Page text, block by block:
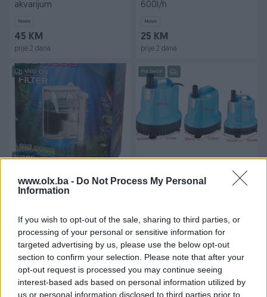
www.olx.ba - Do Not Process My Personal
Information
If you wish to opt-out of the sale, sharing to third parties, or
processing of your personal or sensitive information for
targeted advertising by us, please use the below opt-out
section to confirm your selection. Please note that after your
opt-out request is processed you may continue seeing
interest-based ads based on personal information utilized by
us or personal information disclosed to third parties prior to
akvarijum
Novo
45 KM
prije 2 dana
600l/h
Novo
25 KM
prije 2 dana
Dostupno
250l/h
Novo
prije 2 dana
PIK SHOP
Potopna pumpa za fontanu
akvarijum jezerce 25w 40w
prije 2 dana
PIK SHOP PIK SHOP